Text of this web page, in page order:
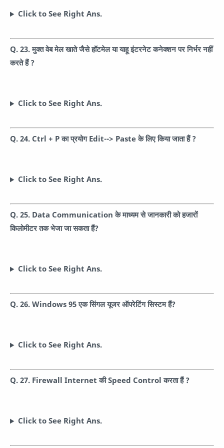
Click to See Right Ans.
Q. 23. मुक्त वेब मेल खाते जैसे हॉटमेल या याहू इंटरनेट कनेक्शन पर निर्भर नहीं
करते हैं ?
Click to See Right Ans.
Q. 24. Ctrl + P का प्रयोग Edit--> Paste के लिए किया जाता हैं ?
Click to See Right Ans.
Q. 25. Data Communication के माध्यम से जानकारी को हजारों
किलोमीटर तक भेजा जा सकता हैं?
Click to See Right Ans.
Q. 26. Windows 95 एक सिंगल यूजर ऑपरेटिंग सिस्टम हैं?
Click to See Right Ans.
Q. 27. Firewall Internet की Speed Control करता हैं ?
Click to See Right Ans.